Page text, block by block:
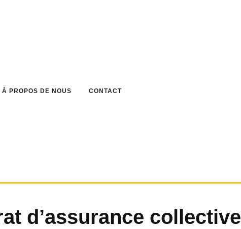
À PROPOS DE NOUS CONTACT
d’assurance collective